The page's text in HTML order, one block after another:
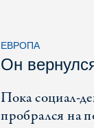
ЕВРОПА
Он
Пока социал-
пробрался на